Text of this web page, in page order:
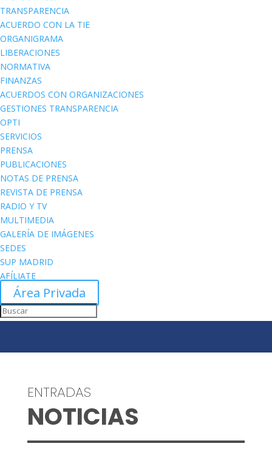
TRANSPARENCIA
ACUERDO CON LA TIE
ORGANIGRAMA
LIBERACIONES
NORMATIVA
FINANZAS
ACUERDOS CON ORGANIZACIONES
GESTIONES TRANSPARENCIA
OPTI
SERVICIOS
PRENSA
PUBLICACIONES
NOTAS DE PRENSA
REVISTA DE PRENSA
RADIO Y TV
MULTIMEDIA
GALERÍA DE IMÁGENES
SEDES
SUP MADRID
AFÍLIATE
Área Privada
ENTRADAS
NOTICIAS